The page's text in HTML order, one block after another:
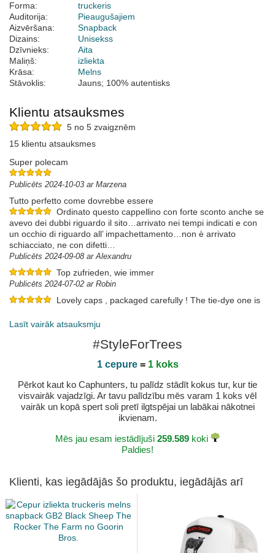
Forma:
truckeris
Auditorija:
Pieaugušajiem
Aizvēršana:
Snapback
Dizains:
Unisekss
Dzīvnieks:
Aita
Maliņš:
izliekta
Krāsa:
Melns
Stāvoklis:
Jauns; 100% autentisks
Klientu atsauksmes
5 no 5 zvaigznēm
15 klientu atsauksmes
Super polecam
Publicēts 2024-10-03 ar Marzena
Tutto perfetto come dovrebbe essere
Ordinato questo cappellino con forte sconto anche se
avevo dei dubbi riguardo il sito…arrivato nei tempi indicati e con
un occhio di riguardo all’ impachettamento…non è arrivato
schiacciato, ne con difetti…
Publicēts 2024-09-08 ar Alexandru
Top zufrieden, wie immer
Publicēts 2024-07-02 ar Robin
Lovely caps , packaged carefully ! The tie-dye one is
super fast . Overall , very good and will be buying again. Thanks
Lasīt vairāk atsauksmju
#StyleForTrees
1 cepure= 1 koks
Pērkot kaut ko Caphunters, tu palīdz stādīt kokus tur, kur tie
visvairāk vajadzīgi. Ar tavu palīdzību mēs varam 1 koks vēl
vairāk un kopā spert soli pretī ilgtspējai un labākai nākotnei
ikvienam.
Mēs jau esam iestādījuši 259.589 koki
Paldies!
Klienti, kas iegādājās šo produktu, iegādājās arī